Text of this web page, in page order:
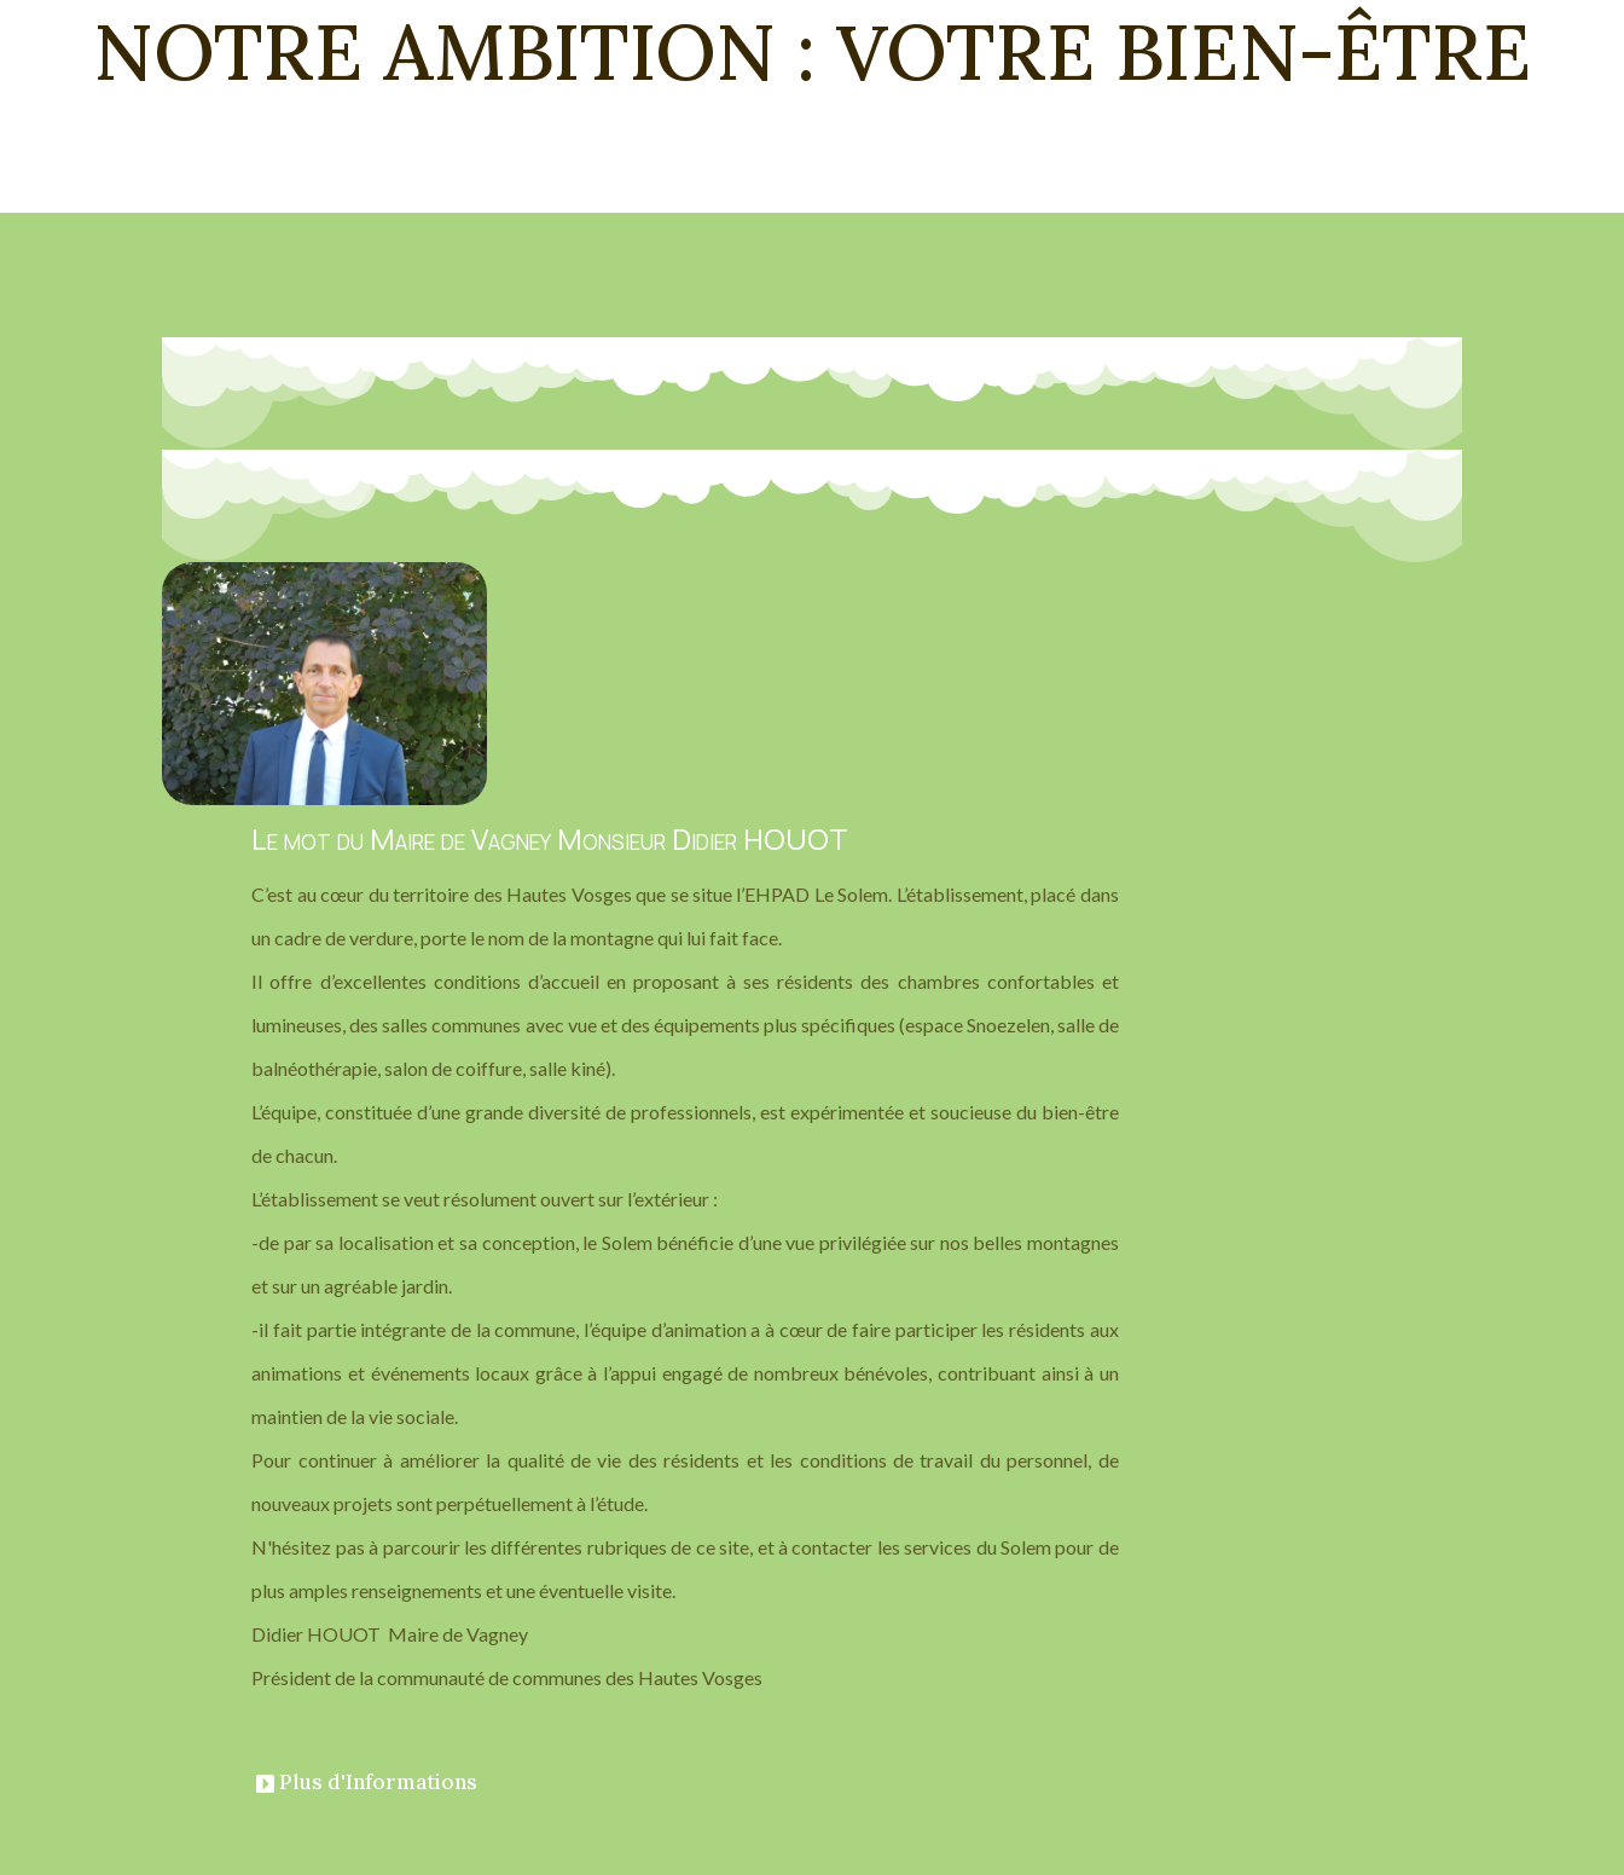
NOTRE AMBITION : VOTRE BIEN-ÊTRE
Le mot du Maire de Vagney Monsieur Didier HOUOT
C’est au cœur du territoire des Hautes Vosges que se situe l’EHPAD Le Solem. L’établissement, placé dans
un cadre de verdure, porte le nom de la montagne qui lui fait face.
Il offre d’excellentes conditions d’accueil en proposant à ses résidents des chambres confortables et
lumineuses, des salles communes avec vue et des équipements plus spécifiques (espace Snoezelen, salle de
balnéothérapie, salon de coiffure, salle kiné).
L’équipe, constituée d’une grande diversité de professionnels, est expérimentée et soucieuse du bien-être
de chacun.
L’établissement se veut résolument ouvert sur l’extérieur :
-de par sa localisation et sa conception, le Solem bénéficie d’une vue privilégiée sur nos belles montagnes
et sur un agréable jardin.
-il fait partie intégrante de la commune, l’équipe d’animation a à cœur de faire participer les résidents aux
animations et événements locaux grâce à l’appui engagé de nombreux bénévoles, contribuant ainsi à un
maintien de la vie sociale.
Pour continuer à améliorer la qualité de vie des résidents et les conditions de travail du personnel, de
nouveaux projets sont perpétuellement à l’étude.
N'hésitez pas à parcourir les différentes rubriques de ce site, et à contacter les services du Solem pour de
plus amples renseignements et une éventuelle visite.
Didier HOUOT Maire de Vagney
Président de la communauté de communes des Hautes Vosges
Plus d'Informations